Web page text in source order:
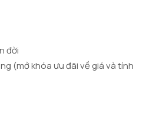
đời
(mở khóa ưu đãi về giá và tính